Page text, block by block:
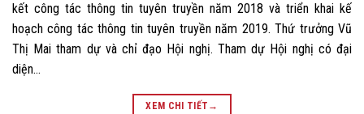
kết công tác thông tin tuyên truyền năm 2018 và triển khai kế
hoạch công tác thông tin tuyên truyền năm 2019. Thứ trưởng Vũ
Thị Mai tham dự và chỉ đạo Hội nghị. Tham dự Hội nghị có đại
diện…
XEM CHI TIẾT →